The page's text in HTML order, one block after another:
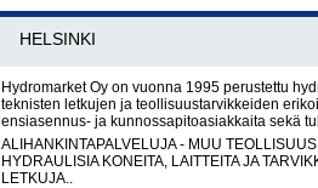
HELSINKI
Hydromarket Oy on vuonna 1995 perustettu
teknisten letkujen ja teollisuustarvikkeiden
ensiasennus- ja kunnossapitoasiakkaita sekä
ALIHANKINTAPALVELUJA - MUU TEOLLISUUS
HYDRAULISIA KONEITA, LAITTEITA JA
LETKUJA..